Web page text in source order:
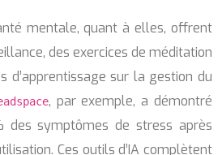
mentale, quant à elles, offrent
des exercices de méditation
d’apprentissage sur la gestion du
, par exemple, a démontré
des symptômes de stress après
Ces outils d’IA complètent